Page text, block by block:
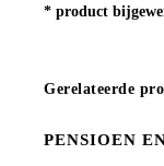
* product
Gerelateerde
PENSIOEN